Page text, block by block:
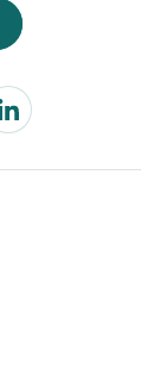
a new window
Opens in a new